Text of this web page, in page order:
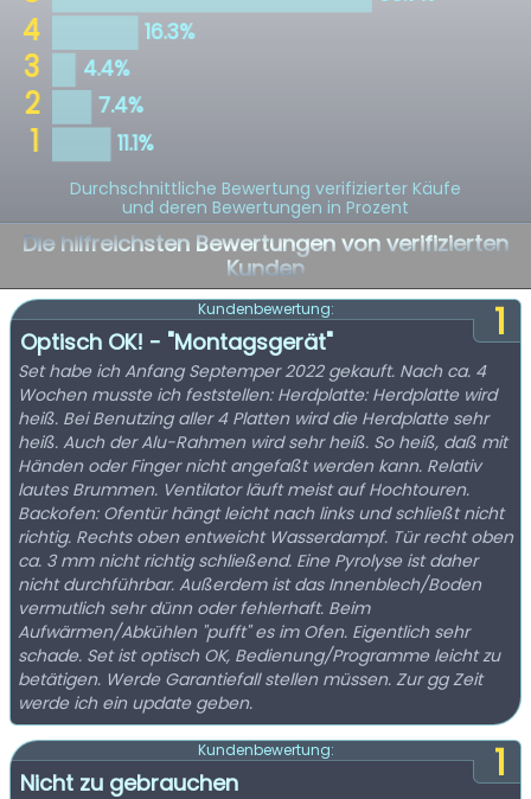
Durchschnittliche Bewertung verifizierter Käufe
und deren Bewertungen in Prozent
Die hilfreichsten Bewertungen von verifizierten
Kunden
1
Kundenbewertung:
Optisch OK! - "Montagsgerät"
Set habe ich Anfang Septemper 2022 gekauft. Nach ca. 4
Wochen musste ich feststellen: Herdplatte: Herdplatte wird
heiß. Bei Benutzing aller 4 Platten wird die Herdplatte sehr
heiß. Auch der Alu-Rahmen wird sehr heiß. So heiß, daß mit
Händen oder Finger nicht angefaßt werden kann. Relativ
lautes Brummen. Ventilator läuft meist auf Hochtouren.
Backofen: Ofentür hängt leicht nach links und schließt nicht
richtig. Rechts oben entweicht Wasserdampf. Tür recht oben
ca. 3 mm nicht richtig schließend. Eine Pyrolyse ist daher
nicht durchführbar. Außerdem ist das Innenblech/Boden
vermutlich sehr dünn oder fehlerhaft. Beim
Aufwärmen/Abkühlen "pufft" es im Ofen. Eigentlich sehr
schade. Set ist optisch OK, Bedienung/Programme leicht zu
betätigen. Werde Garantiefall stellen müssen. Zur gg Zeit
werde ich ein update geben.
1
Kundenbewertung:
Nicht zu gebrauchen